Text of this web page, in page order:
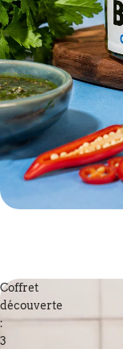
Coffret
découverte
:
3